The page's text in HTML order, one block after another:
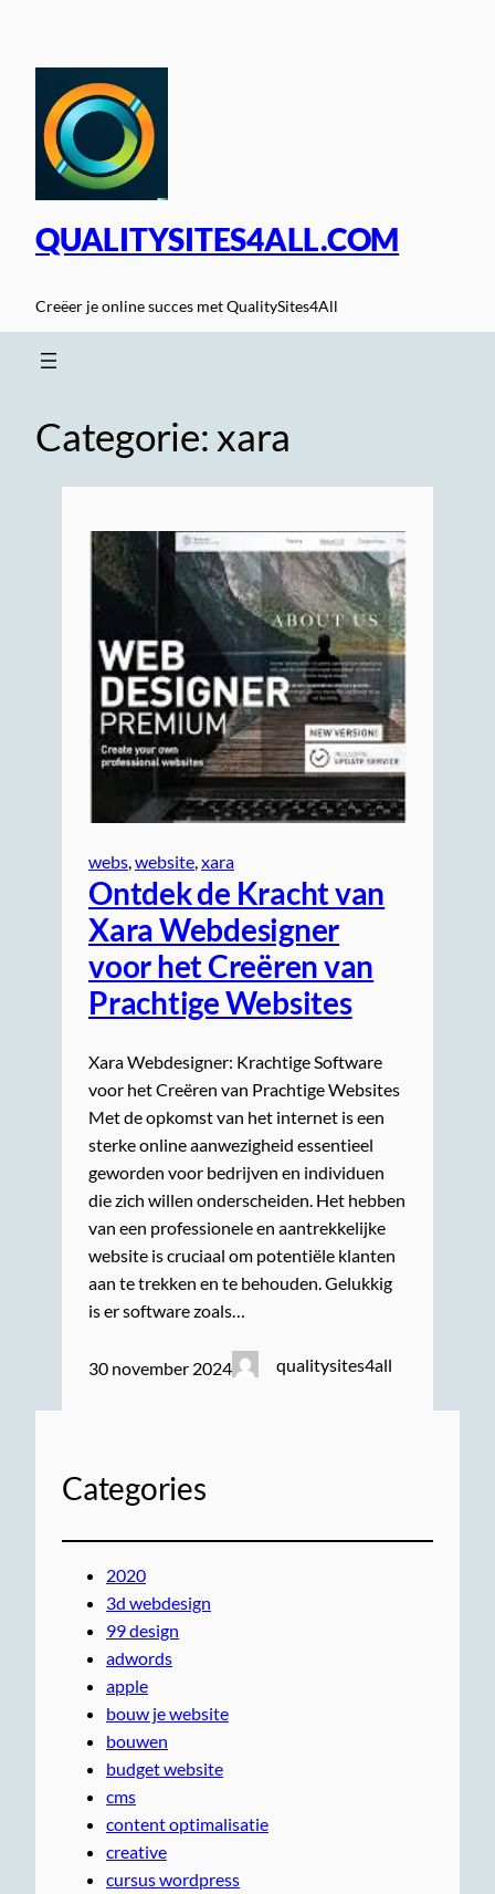
inhoud
QUALITYSITES4ALL.COM
Creëer je online succes met QualitySites4All
Categorie: xara
webs, website, xara
Ontdek de Kracht van
Xara Webdesigner
voor het Creëren van
Prachtige Websites
Xara Webdesigner: Krachtige Software
voor het Creëren van Prachtige Websites
Met de opkomst van het internet is een
sterke online aanwezigheid essentieel
geworden voor bedrijven en individuen
die zich willen onderscheiden. Het hebben
van een professionele en aantrekkelijke
website is cruciaal om potentiële klanten
aan te trekken en te behouden. Gelukkig
is er software zoals…
30 november 2024 qualitysites4all
Categories
2020
3d webdesign
99 design
adwords
apple
bouw je website
bouwen
budget website
cms
content optimalisatie
creative
cursus wordpress